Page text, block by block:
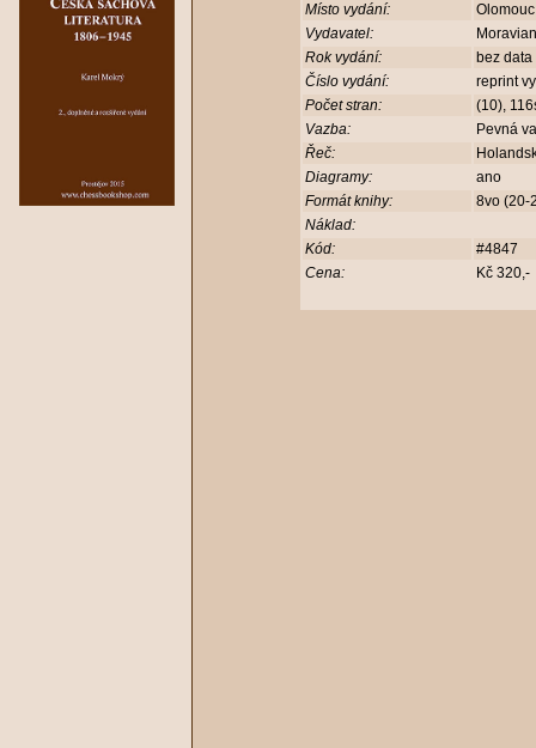
Místo vydání:
Vydavatel:
Rok vydání:
bez data
Číslo vydání:
reprint
Počet stran:
(10),
Vazba:
Pevná
Řeč:
Diagramy:
ano
Formát knihy:
8vo
Náklad:
Kód:
#4847
Cena:
Kč 320,-